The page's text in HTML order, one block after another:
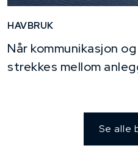
HAVBRUK
Når kommunikasjon
strekkes mellom
Se alle